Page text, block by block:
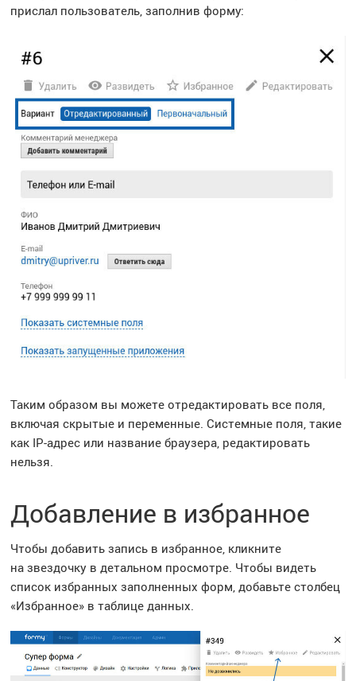
прислал пользователь, заполнив форму:
Таким образом вы можете отредактировать все поля,
включая скрытые и переменные. Системные поля, такие
как IP-адрес или название браузера, редактировать
нельзя.
Добавление в избранное
Чтобы добавить запись в избранное, кликните
на звездочку в детальном просмотре. Чтобы видеть
список избранных заполненных форм, добавьте столбец
«Избранное» в таблице данных.